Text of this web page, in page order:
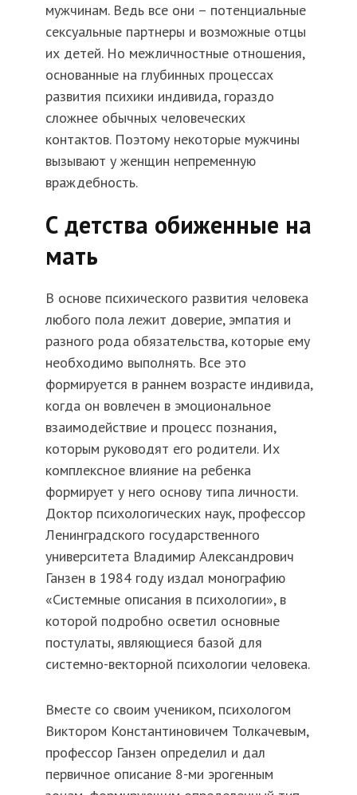
мужчинам. Ведь все они – потенциальные
сексуальные партнеры и возможные отцы
их детей. Но межличностные отношения,
основанные на глубинных процессах
развития психики индивида, гораздо
сложнее обычных человеческих
контактов. Поэтому некоторые мужчины
вызывают у женщин непременную
враждебность.
С детства обиженные на
мать
В основе психического развития человека
любого пола лежит доверие, эмпатия и
разного рода обязательства, которые ему
необходимо выполнять. Все это
формируется в раннем возрасте индивида,
когда он вовлечен в эмоциональное
взаимодействие и процесс познания,
которым руководят его родители. Их
комплексное влияние на ребенка
формирует у него основу типа личности.
Доктор психологических наук, профессор
Ленинградского государственного
университета Владимир Александрович
Ганзен в 1984 году издал монографию
«Системные описания в психологии», в
которой подробно осветил основные
постулаты, являющиеся базой для
системно-векторной психологии человека.
Вместе со своим учеником, психологом
Виктором Константиновичем Толкачевым,
профессор Ганзен определил и дал
первичное описание 8-ми эрогенным